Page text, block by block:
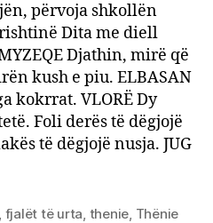
përvoja shkollën
Dita me diell
Djathin, mirë që
kush e piu. ELBASAN
kokrrat. VLORË Dy
Foli derës të dëgjojë
të dëgjojë nusja. JUG
, fjalët të urta, thenie, Thënie